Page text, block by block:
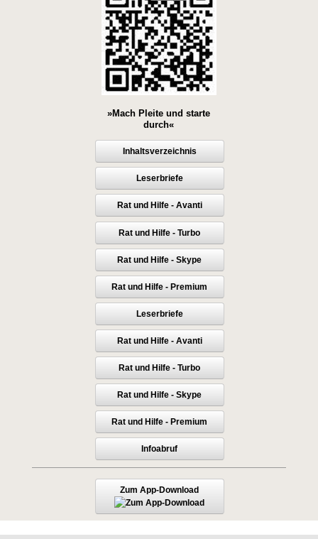
»Mach Pleite und starte
durch«
Inhaltsverzeichnis
Leserbriefe
Rat und Hilfe - Avanti
Rat und Hilfe - Turbo
Rat und Hilfe - Skype
Rat und Hilfe - Premium
Leserbriefe
Rat und Hilfe - Avanti
Rat und Hilfe - Turbo
Rat und Hilfe - Skype
Rat und Hilfe - Premium
Infoabruf
Zum App-Download